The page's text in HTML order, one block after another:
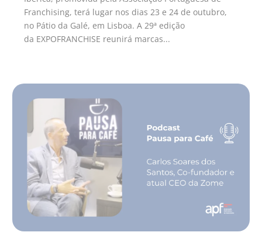
Franchising, terá lugar nos dias 23 e 24 de outubro,
no Pátio da Galé, em Lisboa. A 29ª edição
da EXPOFRANCHISE reunirá marcas...